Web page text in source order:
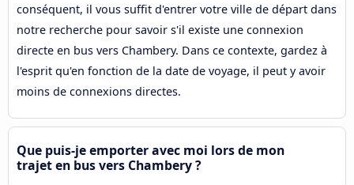
conséquent, il vous suffit d'entrer votre ville de départ dans
notre recherche pour savoir s'il existe une connexion
directe en bus vers Chambery. Dans ce contexte, gardez à
l'esprit qu'en fonction de la date de voyage, il peut y avoir
moins de connexions directes.
Que puis-je emporter avec moi lors de mon
trajet en bus vers Chambery ?